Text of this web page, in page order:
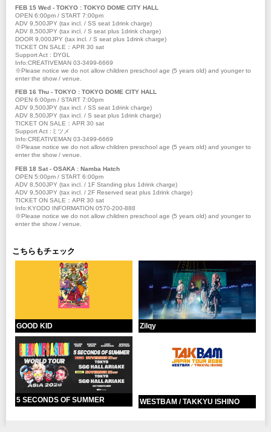
FEB 15 Wed - TOKYO : TOKYO DOME CITY HALL
OPEN 6:00pm / START 7:00pm
ADV 9,500JPY (tax incl. / SS seat 1drink charge)
ADV 8,500JPY (tax incl. / S seat plus 1drink charge)
DOOR 9,000JPY (tax incl. / S seat plus 1drink charge)
TICKET ON SALE：APR 30 sat
Support Act : DYGL
Info:CREATIVEMAN 03-3499-6669
※Please notice we do not allow children preschool age (5 years old) and younger to
enter the show / venue.
FEB 16 Thu - TOKYO : TOKYO DOME CITY HALL
OPEN 6:00pm / START 7:00pm
ADV 9,500JPY (tax incl. / SS seat 1drink charge)
ADV 8,500JPY (tax incl. / S seat plus 1drink charge)
TICKET ON SALE：APR 30 sat
Support Act :ミツメ
Info:CREATIVEMAN 03-3499-6669
※Please notice we do not allow children preschool age (5 years old) and younger to
enter the show / venue.
FEB 18 Sat - OSAKA : Namba Hatch
OPEN 5:00pm / START 6:00pm
ADV 8,500JPY (tax incl. / 1F Standing plus 1drink charge)
ADV 9,500JPY (tax incl. / 2F Reserved seat plus 1drink charge)
TICKET ON SALE：APR 30 sat
Info:KYODO INFORMATION 0570-200-888
※Please notice we do not allow children preschool age (5 years old) and younger to
enter the show / venue.
こちらもチェック
GOOD KID Zilqy
5 SECONDS OF SUMMER WESTBAM / TAKKYU ISHINO